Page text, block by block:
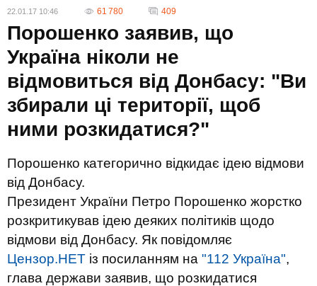
22.01.17 10:46 61 780 409
Порошенко заявив, що
Україна ніколи не
відмовиться від Донбасу: "Ви
збирали ці території, щоб
ними розкидатися?"
Порошенко категорично відкидає ідею відмови
від Донбасу.
Президент України Петро Порошенко жорстко
розкритикував ідею деяких політиків щодо
відмови від Донбасу. Як повідомляє
Цензор.НЕТ із посиланням на "112 Україна",
глава держави заявив, що розкидатися